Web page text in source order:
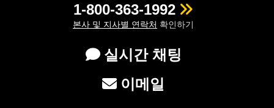
1-800-363-1992
본사 및 지사별 연락처 확인하기
실시간 채팅
이메일